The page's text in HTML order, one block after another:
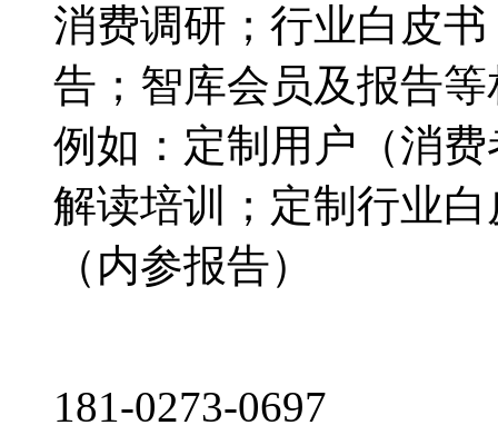
消费调研；行业白皮
告；智库会员及报告
例如：定制用户（消
解读培训；定制行业
（内参报告）
181-0273-0697